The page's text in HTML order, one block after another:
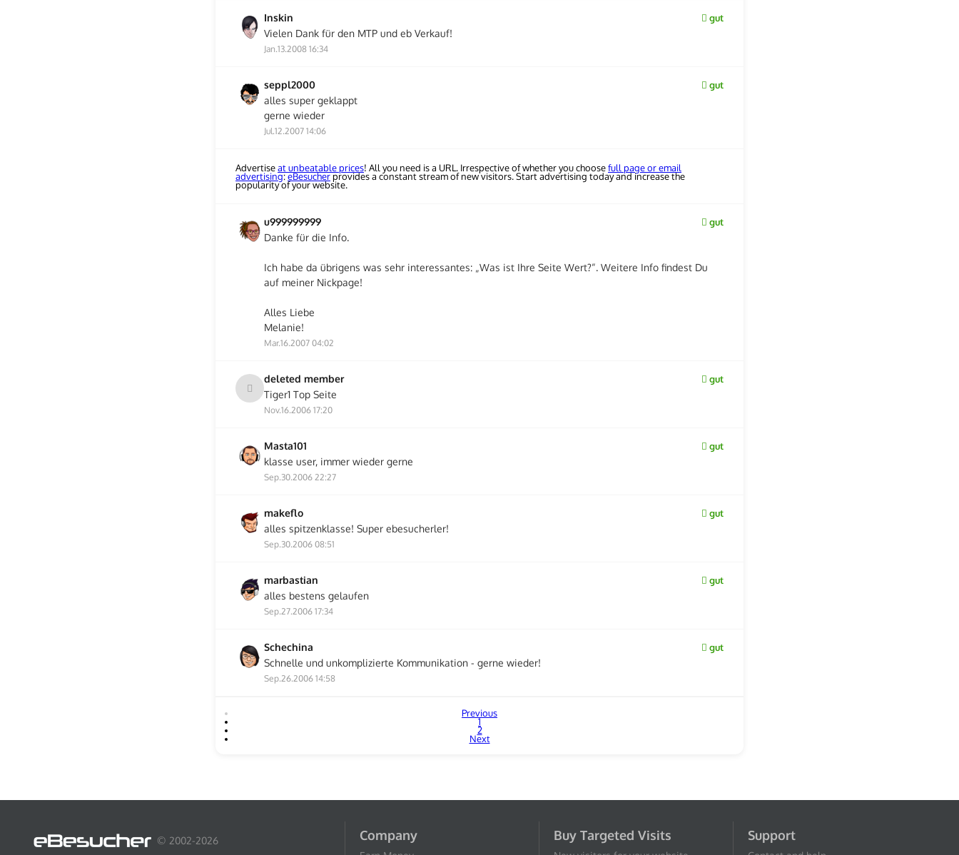
Inskin gut
Vielen Dank für den MTP und eb Verkauf!
Jan.13.2008 16:34
seppl2000 gut
alles super geklappt
gerne wieder
Jul.12.2007 14:06
Advertiseat unbeatable prices! All you need is a URL. Irrespective of whether you choosefull page or email
advertising:eBesucherprovides a constant stream of new visitors. Start advertising today and increase the
popularity of your website.
u999999999 gut
Danke für die Info.
Ich habe da übrigens was sehr interessantes: „Was ist Ihre Seite Wert?“. Weitere Info findest Du
auf meiner Nickpage!
Alles Liebe
Melanie!
Mar.16.2007 04:02
deleted member gut
Tiger1 Top Seite
Nov.16.2006 17:20
Masta101 gut
klasse user, immer wieder gerne
Sep.30.2006 22:27
makeflo gut
alles spitzenklasse! Super ebesucherler!
Sep.30.2006 08:51
marbastian gut
alles bestens gelaufen
Sep.27.2006 17:34
Schechina gut
Schnelle und unkomplizierte Kommunikation - gerne wieder!
Sep.26.2006 14:58
Previous
1
2
Next
© 2002-2026 Company Buy Targeted Visits Support